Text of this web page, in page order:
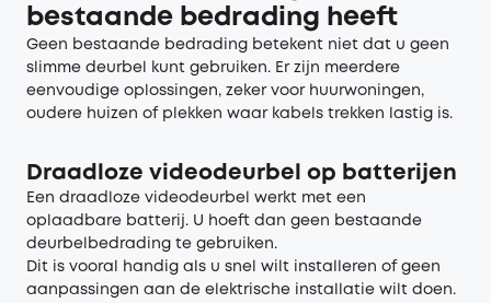
bestaande bedrading heeft
Geen bestaande bedrading betekent niet dat u geen
slimme deurbel kunt gebruiken. Er zijn meerdere
eenvoudige oplossingen, zeker voor huurwoningen,
oudere huizen of plekken waar kabels trekken lastig is.
Draadloze videodeurbel op batterijen
Een draadloze videodeurbel werkt met een
oplaadbare batterij. U hoeft dan geen bestaande
deurbelbedrading te gebruiken.
Dit is vooral handig als u snel wilt installeren of geen
aanpassingen aan de elektrische installatie wilt doen.